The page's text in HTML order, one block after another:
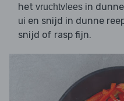
het vruchtvlees in
ui en snijd in dunne
snijd of rasp fijn.